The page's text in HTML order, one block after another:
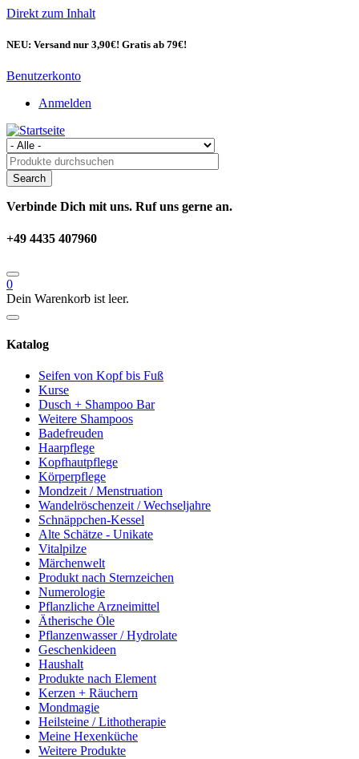
Direkt zum Inhalt
NEU: Versand nur 3,90€! Gratis ab 79€!
Benutzerkonto
Anmelden
Verbinde Dich mit uns. Ruf uns gerne an.
+49 4435 407960
0
Dein Warenkorb ist leer.
Katalog
Seifen von Kopf bis Fuß
Kurse
Dusch + Shampoo Bar
Weitere Shampoos
Badefreuden
Haarpflege
Kopfhautpflege
Körperpflege
Mondzeit / Menstruation
Wandelröschenzeit / Wechseljahre
Schnäppchen-Kessel
Alte Schätze - Unikate
Vitalpilze
Märchenwelt
Produkt nach Sternzeichen
Numerologie
Pflanzliche Arzneimittel
Ätherische Öle
Pflanzenwasser / Hydrolate
Geschenkideen
Haushalt
Produkte nach Element
Kerzen + Räuchern
Mondmagie
Heilsteine / Lithotherapie
Meine Hexenküche
Weitere Produkte